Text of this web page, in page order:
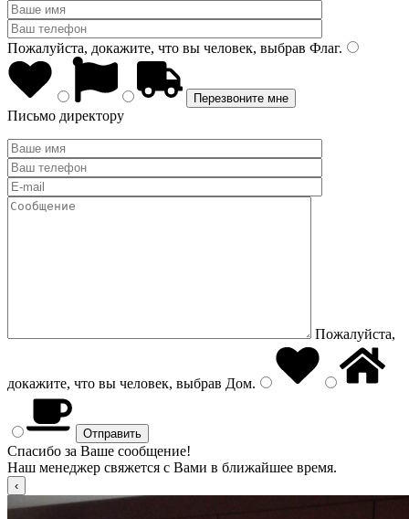
Пожалуйста, докажите, что вы человек, выбрав Флаг.
Письмо директору
Пожалуйста,
докажите, что вы человек, выбрав Дом.
Спасибо за Ваше сообщение!
Наш менеджер свяжется с Вами в ближайшее время.